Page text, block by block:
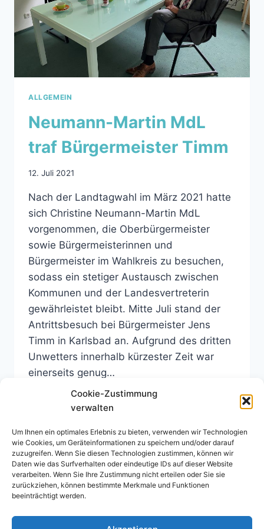
Cookie-Zustimmung
verwalten
Um Ihnen ein optimales Erlebnis zu bieten, verwenden wir Technologien
wie Cookies, um Geräteinformationen zu speichern und/oder darauf
zuzugreifen. Wenn Sie diesen Technologien zustimmen, können wir
Daten wie das Surfverhalten oder eindeutige IDs auf dieser Website
verarbeiten. Wenn Sie Ihre Zustimmung nicht erteilen oder Sie sie
zurückziehen, können bestimmte Merkmale und Funktionen
beeinträchtigt werden.
ALLGEMEIN
Neumann-Martin MdL
traf Bürgermeister Timm
12. Juli 2021
Nach der Landtagwahl im März 2021 hatte
sich Christine Neumann-Martin MdL
vorgenommen, die Oberbürgermeister
sowie Bürgermeisterinnen und
Bürgermeister im Wahlkreis zu besuchen,
sodass ein stetiger Austausch zwischen
Kommunen und der Landesvertreterin
gewährleistet bleibt. Mitte Juli stand der
Antrittsbesuch bei Bürgermeister Jens
Timm in Karlsbad an. Aufgrund des dritten
Unwetters innerhalb kürzester Zeit war
einerseits genug…
WEITERLESENNEUMANN-
MARTIN
TRAF
BÜRGERMEISTER
TIMM
Impressum
Datenschutz